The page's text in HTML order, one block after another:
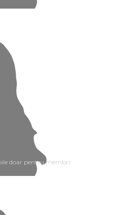
doar pentru membri